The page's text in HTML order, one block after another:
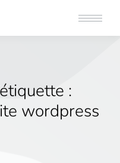
:
wordpress